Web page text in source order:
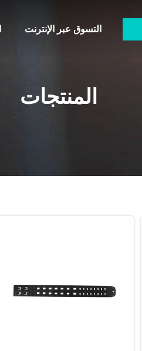
التسوق عبر الإنترنت
المنتجات